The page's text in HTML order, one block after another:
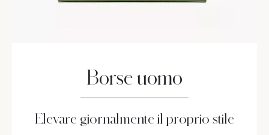
Borse uomo
Elevare giornalmente il proprio stile